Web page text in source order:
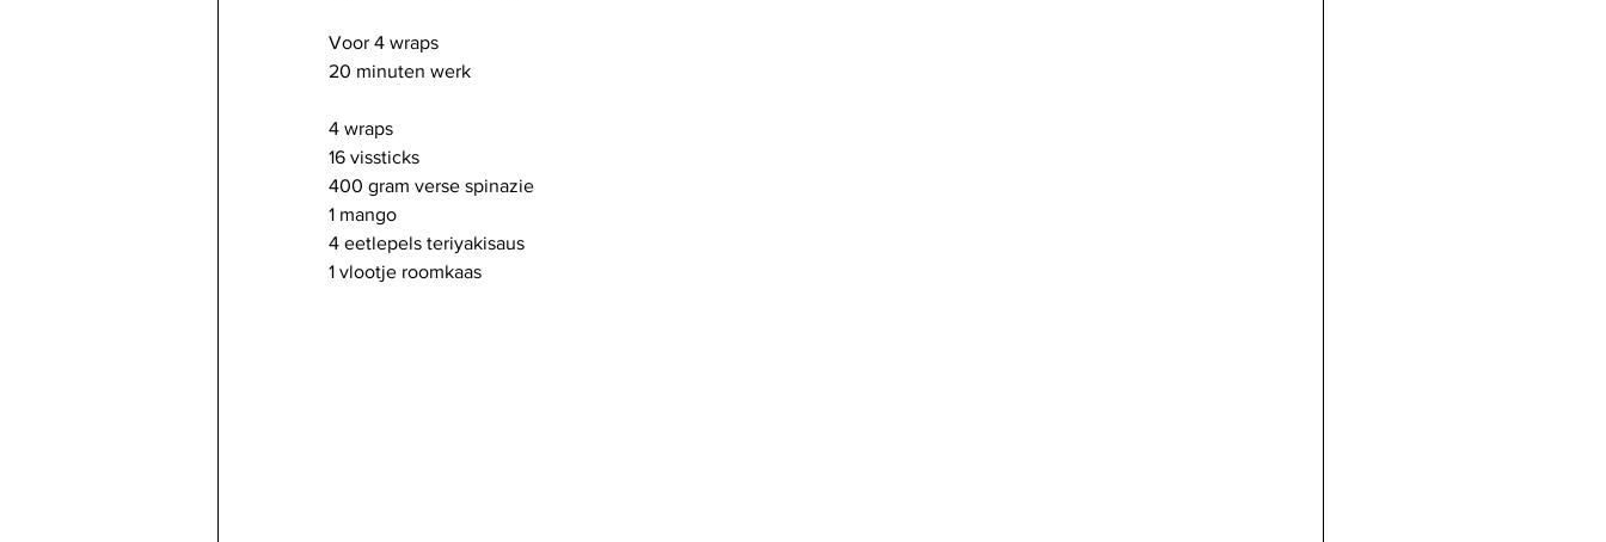
Voor 4 wraps
20 minuten werk
4 wraps
16 vissticks
400 gram verse spinazie
1 mango
4 eetlepels teriyakisaus
1 vlootje roomkaas